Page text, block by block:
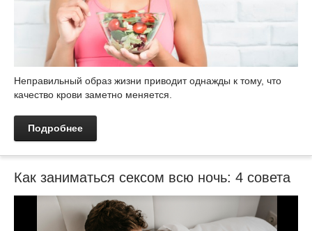
Неправильный образ жизни приводит однажды к тому, что
качество крови заметно меняется.
Подробнее
Как заниматься сексом всю ночь: 4 совета